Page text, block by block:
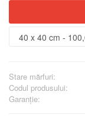
Stare mărfuri:
Codul produsului:
Garanţie: